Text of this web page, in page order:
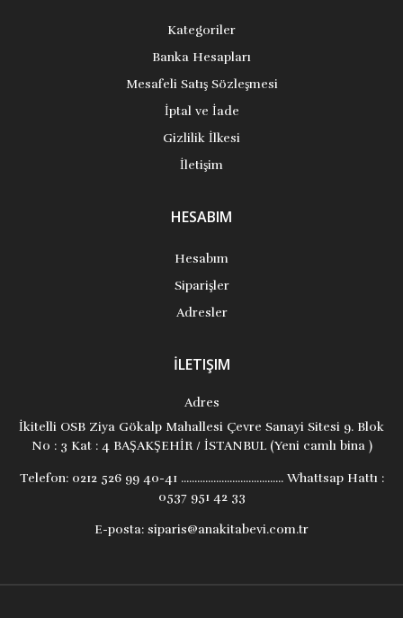
Kategoriler
Banka Hesapları
Mesafeli Satış Sözleşmesi
İptal ve İade
Gizlilik İlkesi
İletişim
HESABIM
Hesabım
Siparişler
Adresler
İLETIŞIM
Adres
İkitelli OSB Ziya Gökalp Mahallesi Çevre Sanayi Sitesi 9. Blok
No : 3 Kat : 4 BAŞAKŞEHİR / İSTANBUL (Yeni camlı bina )
Telefon:0212 526 99 40-41 ...................................... Whattsap Hattı :
0537 951 42 33
E-posta: siparis@anakitabevi.com.tr